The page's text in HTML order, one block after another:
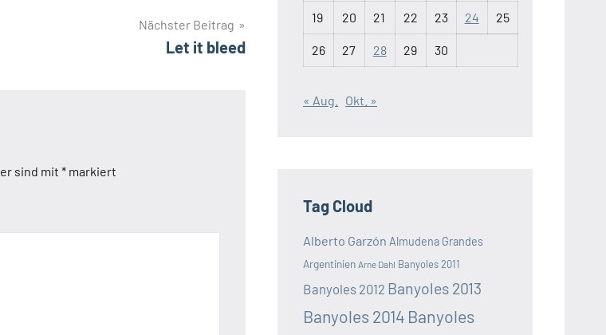
Nächster Beitrag
Let it bleed
sind mit * markiert
19 20 21 22 23 24 25
26 27 28 29 30
« Aug. Okt. »
Tag Cloud
Alberto Garzón Almudena Grandes
Argentinien Arne Dahl Banyoles 2011
Banyoles 2012 Banyoles 2013
Banyoles 2014 Banyoles